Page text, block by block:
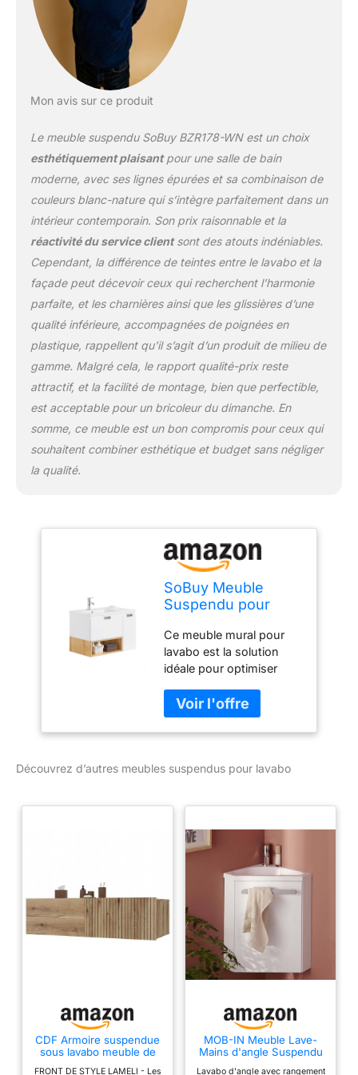
hauteurs. Il y a
également un
compartiment ouvert
poignée intégrée,
inquiétude liée aux
chocs. De plus, il est
parfaitement adapté aux
enfants, offrant sécurité
et praticité. 【Produits
possible de sélectionner
d’autres articles：
BZR171-N, BZR174-N et
BZR178-WN. Matériaux
de haute qualité : MDF et
PB. Dimensions : L80 cm
x P46 cm x H54 cm.
Diamètre du trou est 3,5
cm. Poids de l’envoi : 37
Capacité de charge
maximum : 61 kg. L'heure
Mon avis sur ce produit
Le meuble suspendu SoBuy BZR178-WN est un choix
esthétiquement plaisantpour une salle de bain
moderne, avec ses lignes épurées et sa combinaison de
couleurs blanc-nature qui s’intègre parfaitement dans un
intérieur contemporain. Son prix raisonnable et la
réactivité du service clientsont des atouts indéniables.
Cependant, la différence de teintes entre le lavabo et la
façade peut décevoir ceux qui recherchent l’harmonie
parfaite, et les charnières ainsi que les glissières d’une
qualité inférieure, accompagnées de poignées en
plastique, rappellent qu’il s’agit d’un produit de milieu de
gamme. Malgré cela, le rapport qualité-prix reste
attractif, et la facilité de montage, bien que perfectible,
est acceptable pour un bricoleur du dimanche. En
somme, ce meuble est un bon compromis pour ceux qui
souhaitent combiner esthétique et budget sans négliger
la qualité.
SoBuy Meuble
Suspendu pour
Salle de Bain Blanc-
Nature, 1 Tiroir et 1
Porte,
80x46x54cm,
BZR178-WN
Ce meuble mural pour
lavabo est la solution
idéale pour optimiser
apportant une touche
moderne à votre salle de
bain. 【Design Épuré】
bois crée une
dans la pièce. 【Mutli-
avec sa forme concave,
offre presque deux petits
compartiments pour un
rangement optimisé.
L'étagère derrière la porte
est disponible en 3
hauteurs. Il y a
également un
compartiment ouvert
【Poignée Cachée】Ce
produit est équipé d'une
poignée intégrée,
éliminant ainsi toute
Découvrez d’autres meubles suspendus pour lavabo
CDF Armoire suspendue
sous lavabo meuble de
FRONT DE STYLE LAMELI - Les
MOB-IN Meuble Lave-
Mains d'angle Suspendu
Lavabo d'angle avec rangement